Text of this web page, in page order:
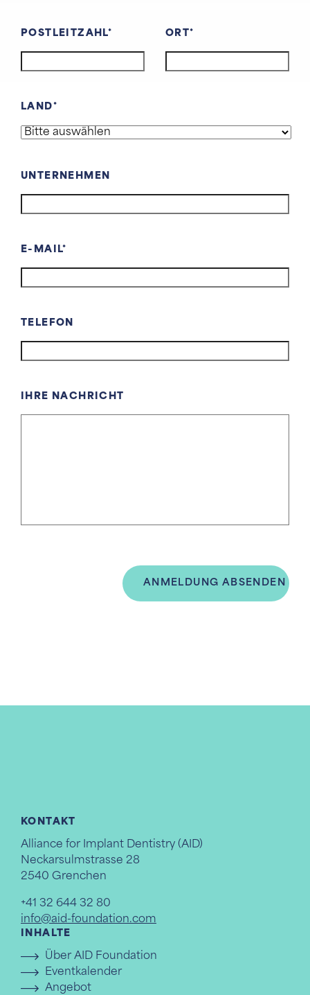
POSTLEITZAHL ORT
LAND
UNTERNEHMEN
E-MAIL
TELEFON
IHRE NACHRICHT
ANMELDUNG ABSENDEN
KONTAKT
Alliance for Implant Dentistry (AID)
Neckarsulmstrasse 28
2540 Grenchen
+41 32 644 32 80
info@aid-foundation.com
INHALTE
Über AID Foundation
Eventkalender
Angebot